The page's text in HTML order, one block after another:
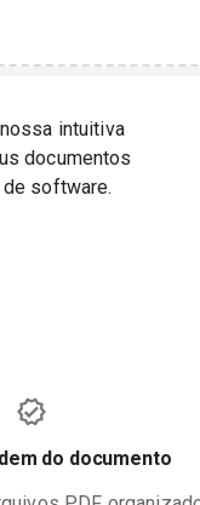
intuitiva
documentos
software.
do documento